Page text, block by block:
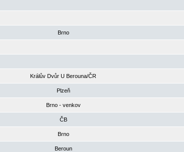
Brno
Králův Dvůr U Berouna/ČR
Plzeň
Brno - venkov
ČB
Brno
Beroun